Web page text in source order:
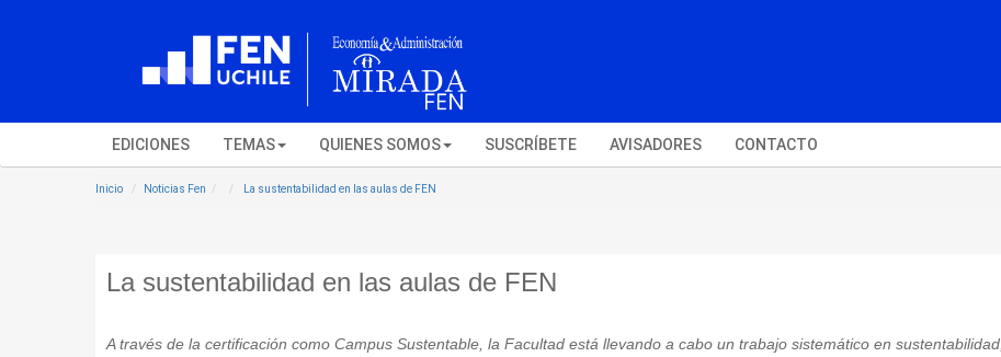
EDICIONES TEMAS QUIENES SOMOS SUSCRÍBETE AVISADORES CONTACTO
Inicio Noticias Fen La sustentabilidad en las aulas de FEN
La sustentabilidad en las aulas de FEN
A través de la certificación como Campus Sustentable, la Facultad está llevando a cabo un trabajo sistemático en sustentabilidad,